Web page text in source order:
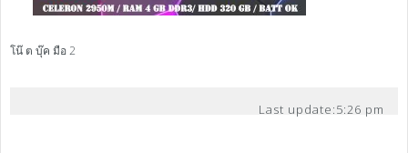
โน๊ ต บุ๊ค มือ 2
Last update:5:26 pm